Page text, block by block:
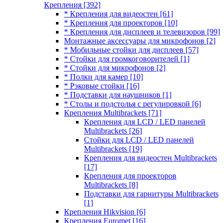
Крепления [392]
* Крепления для видеостен [61]
* Крепления для проекторов [10]
* Крепления для дисплеев и телевизоров [99]
Монтажные аксессуары для микрофонов [2]
* Мобильные стойки для дисплеев [57]
* Стойки для громкоговорителей [1]
* Стойки для микрофонов [2]
* Полки для камер [10]
* Рэковые стойки [16]
* Подставки для наушников [1]
* Столы и подстолья с регулировкой [6]
Крепления Multibrackets [71]
Крепления для LCD / LED панелей
Multibrackets [26]
Стойки для LCD / LED панелей
Multibrackets [19]
Крепления для видеостен Multibrackets
[17]
Крепления для проекторов
Multibrackets [8]
Подставки для гарнитуры Multibrackets
[1]
Крепления Hikvision [6]
Крепления Euromet [16]